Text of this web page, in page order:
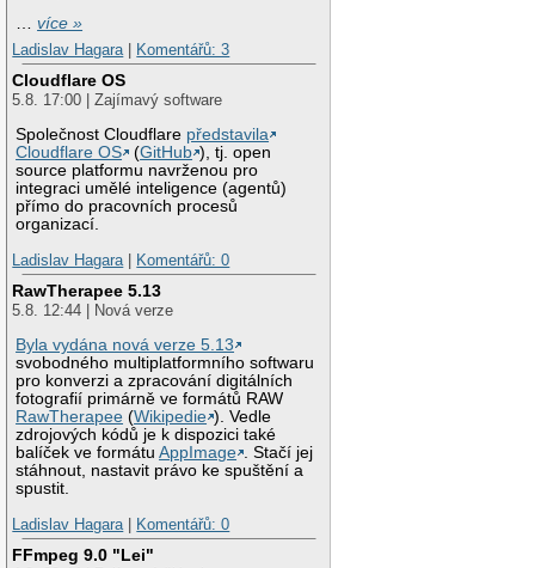
…více »
Ladislav Hagara
Komentářů: 3
Cloudflare OS
5.8. 17:00 | Zajímavý software
Společnost Cloudflare představila
Cloudflare OS
(GitHub ), tj. open
source platformu navrženou pro
integraci umělé inteligence (agentů)
přímo do pracovních procesů
organizací.
Ladislav Hagara
Komentářů: 0
RawTherapee 5.13
5.8. 12:44 | Nová verze
Byla vydána nová verze 5.13
svobodného multiplatformního softwaru
pro konverzi a zpracování digitálních
fotografií primárně ve formátů RAW
RawTherapee (Wikipedie ). Vedle
zdrojových kódů je k dispozici také
balíček ve formátuAppImage . Stačí jej
stáhnout, nastavit právo ke spuštění a
spustit.
Ladislav Hagara
Komentářů: 0
FFmpeg 9.0 "Lei"